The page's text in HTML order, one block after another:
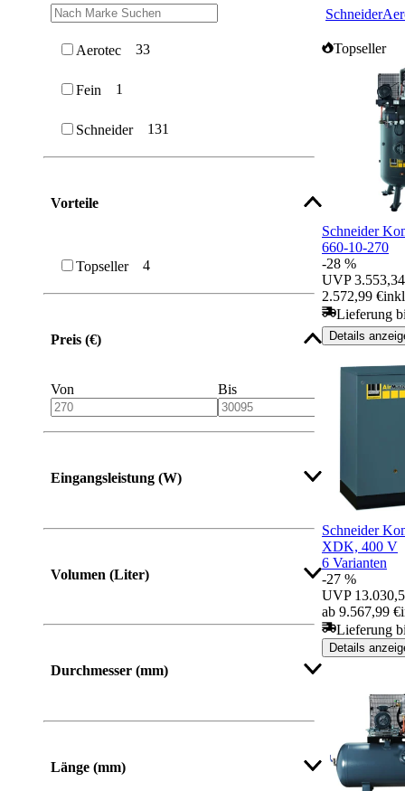
Aerotec 33
Fein 1
Schneider 131
Vorteile
Topseller 4
Preis (€)
Von Bis
Eingangsleistung (W)
Volumen (Liter)
Durchmesser (mm)
Länge (mm)
Schneider
Topseller
Schneider
660-10-270
-28 %
UVP
2.572,99 €
Lieferung
Details
Schneider
XDK, 400 V
6 Varianten
-27 %
UVP
ab 9.567,99 €
Lieferung
Details